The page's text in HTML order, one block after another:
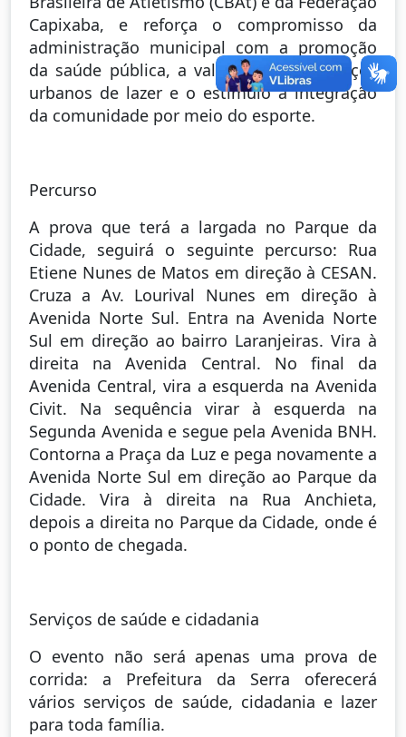
Capixaba, e reforça o compromisso da
administração municipal com a promoção
da saúde pública, a valorização de espaços
urbanos de lazer e o estímulo à integração
da comunidade por meio do esporte.
Percurso
A prova que terá a largada no Parque da
Cidade, seguirá o seguinte percurso: Rua
Etiene Nunes de Matos em direção à CESAN.
Cruza a Av. Lourival Nunes em direção à
Avenida Norte Sul. Entra na Avenida Norte
Sul em direção ao bairro Laranjeiras. Vira à
direita na Avenida Central. No final da
Avenida Central, vira a esquerda na Avenida
Civit. Na sequência virar à esquerda na
Segunda Avenida e segue pela Avenida BNH.
Contorna a Praça da Luz e pega novamente a
Avenida Norte Sul em direção ao Parque da
Cidade. Vira à direita na Rua Anchieta,
depois a direita no Parque da Cidade, onde é
o ponto de chegada.
Serviços de saúde e cidadania
O evento não será apenas uma prova de
corrida: a Prefeitura da Serra oferecerá
vários serviços de saúde, cidadania e lazer
para toda família.